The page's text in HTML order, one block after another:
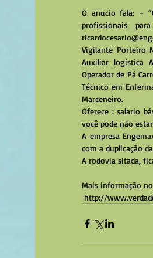
O anucio fala: –
profissionais
Vigilante Porteiro
Auxiliar logística
Operador de Pá
Técnico em
Marceneiro.
Oferece : salario
você pode não
A empresa
com a duplicação
A rodovia sitada,
Mais informação
http://